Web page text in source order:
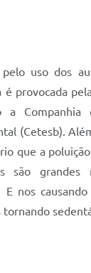
pelo uso dos
provocada
a Companhia
(Cetesb).
que a
são grandes
nos causando
tornando